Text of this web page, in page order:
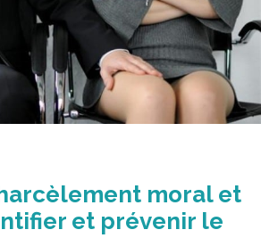
moral et
et prévenir le